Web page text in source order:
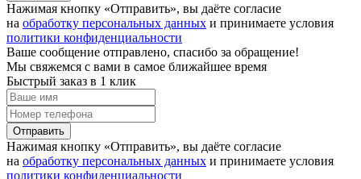
Нажимая кнопку «Отправить», вы даёте согласие
на обработку персональных данных и принимаете условия
политики конфиденциальности
Ваше сообщение отправлено, спасибо за обращение!
Мы свяжемся с вами в самое ближайшее время
Быстрый заказ в 1 клик
Отправить
Нажимая кнопку «Отправить», вы даёте согласие
на обработку персональных данных и принимаете условия
политики конфиденциальности